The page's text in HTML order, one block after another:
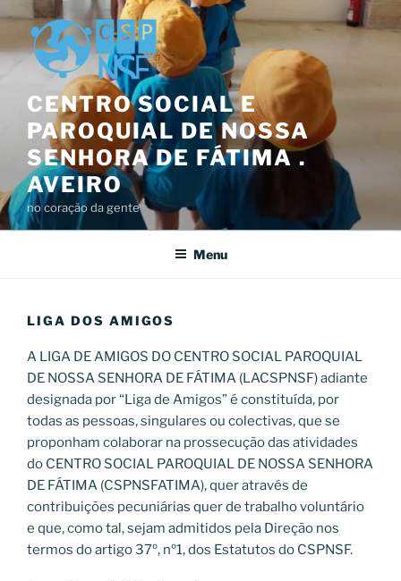
Saltar
o
conteúdo
CENTRO SOCIAL E
PAROQUIAL DE NOSSA
SENHORA DE FÁTIMA .
AVEIRO
no coração da gente
Menu
LIGA DOS AMIGOS
A LIGA DE AMIGOS DO CENTRO SOCIAL PAROQUIAL
DE NOSSA SENHORA DE FÁTIMA (LACSPNSF) adiante
designada por “Liga de Amigos” é constituída, por
todas as pessoas, singulares ou colectivas, que se
proponham colaborar na prossecução das atividades
do CENTRO SOCIAL PAROQUIAL DE NOSSA SENHORA
DE FÁTIMA (CSPNSFATIMA), quer através de
contribuições pecuniárias quer de trabalho voluntário
e que, como tal, sejam admitidos pela Direção nos
termos do artigo 37º, nº1, dos Estatutos do CSPNSF.